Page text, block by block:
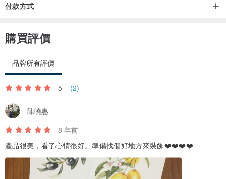
付款方式
購買評價
品牌所有評價
5 (2)
陳曉惠
8 年前
產品很美，看了心情很好。準備找個好地方來裝飾❤️❤️❤️❤️